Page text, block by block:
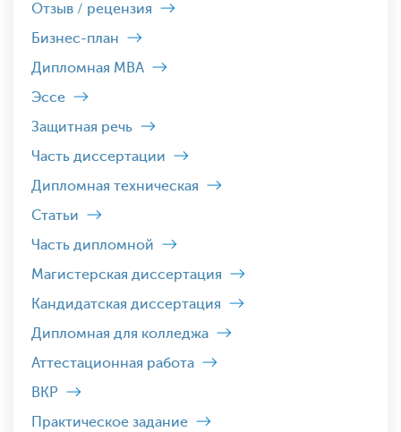
Отзыв / рецензия
Бизнес-план
Дипломная MBA
Эссе
Защитная речь
Часть диссертации
Дипломная техническая
Статьи
Часть дипломной
Магистерская диссертация
Кандидатская диссертация
Дипломная для колледжа
Аттестационная работа
ВКР
Практическое задание